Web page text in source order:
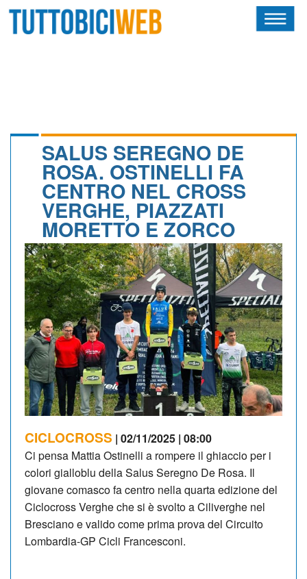
CALENDARIO
ALBI D'ORO
NEWSLETTER
SALUS SEREGNO DE
ROSA. OSTINELLI FA
CENTRO NEL CROSS
VERGHE, PIAZZATI
MORETTO E ZORCO
CICLOCROSS | 02/11/2025 | 08:00
Ci pensa Mattia Ostinelli a rompere il ghiaccio per i
colori gialloblu della Salus Seregno De Rosa. Il
giovane comasco fa centro nella quarta edizione del
Ciclocross Verghe che si è svolto a Ciliverghe nel
Bresciano e valido come prima prova del Circuito
Lombardia-GP Cicli Francesconi.